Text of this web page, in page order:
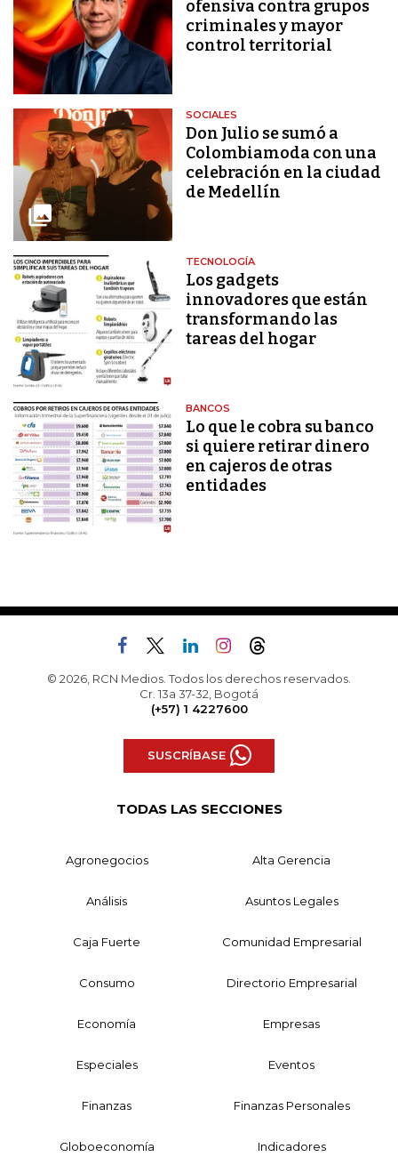
ofensiva contra grupos
criminales y mayor
control territorial
SOCIALES
Don Julio se sumó a
Colombiamoda con una
celebración en la ciudad
de Medellín
TECNOLOGÍA
Los gadgets
innovadores que están
transformando las
tareas del hogar
BANCOS
Lo que le cobra su banco
si quiere retirar dinero
en cajeros de otras
entidades
© 2026, RCN Medios. Todos los derechos reservados.
Cr. 13a 37-32, Bogotá
(+57) 1 4227600
SUSCRÍBASE
TODAS LAS SECCIONES
Agronegocios Alta Gerencia
Análisis Asuntos Legales
Caja Fuerte Comunidad Empresarial
Consumo Directorio Empresarial
Economía Empresas
Especiales Eventos
Finanzas Finanzas Personales
Globoeconomía Indicadores